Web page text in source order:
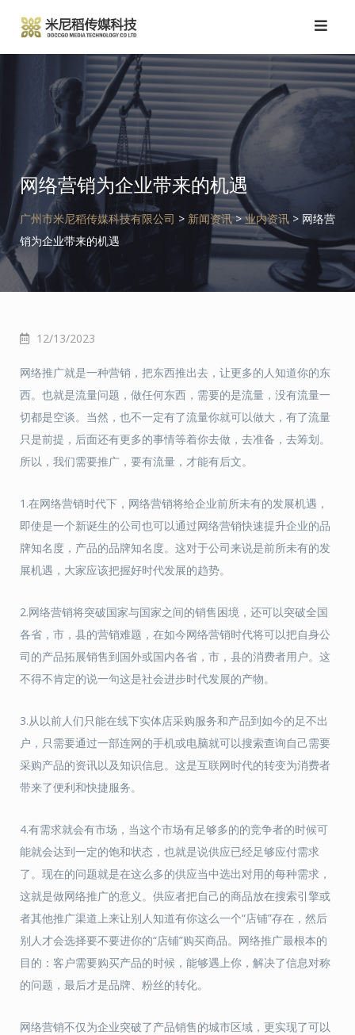
到
网络营销为企业带来的机遇
广州市米尼稻传媒科技有限公司 > 新闻资讯>业内资讯 > 网络营
销为企业带来的机遇
12/13/2023
网络推广就是一种营销，把东西推出去，让更多的人知道你的东
西。也就是流量问题，做任何东西，需要的是流量，没有流量一
切都是空谈。当然，也不一定有了流量你就可以做大，有了流量
只是前提，后面还有更多的事情等着你去做，去准备，去筹划。
所以，我们需要推广，要有流量，才能有后文。
1.在网络营销时代下，网络营销将给企业前所未有的发展机遇，
即使是一个新诞生的公司也可以通过网络营销快速提升企业的品
牌知名度，产品的品牌知名度。这对于公司来说是前所未有的发
展机遇，大家应该把握好时代发展的趋势。
2.网络营销将突破国家与国家之间的销售困境，还可以突破全国
各省，市，县的营销难题，在如今网络营销时代将可以把自身公
司的产品拓展销售到国外或国内各省，市，县的消费者用户。这
不得不肯定的说一句这是社会进步时代发展的产物。
3.从以前人们只能在线下实体店采购服务和产品到如今的足不出
户，只需要通过一部连网的手机或电脑就可以搜索查询自己需要
采购产品的资讯以及知识信息。这是互联网时代的转变为消费者
带来了便利和快捷服务。
4.有需求就会有市场，当这个市场有足够多的的竞争者的时候可
能就会达到一定的饱和状态，也就是说供应已经足够应付需求
了。现在的问题就是在这么多的供应当中选出对用的每种需求，
这就是做网络推广的意义。供应者把自己的商品放在搜索引擎或
者其他推广渠道上来让别人知道有你这么一个“店铺”存在，然后
别人才会选择要不要进你的“店铺”购买商品。网络推广最根本的
目的：客户需要购买产品的时候，能够遇上你，解决了信息对称
的问题，最后才是品牌、粉丝的转化。
网络营销不仅为企业突破了产品销售的城市区域，更实现了可以